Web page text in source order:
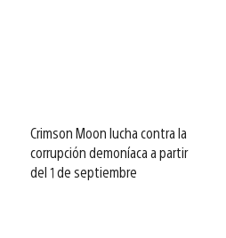
Crimson Moon lucha contra la
corrupción demoníaca a partir
del 1 de septiembre